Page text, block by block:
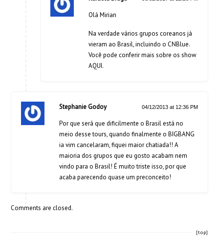
Olá Mirian
Na verdade vários grupos coreanos já
vieram ao Brasil, incluindo o CNBlue.
Você pode conferir mais sobre os show
AQUI.
Stephanie Godoy 04/12/2013 at 12:36 PM
Por que será que dificilmente o Brasil está no
meio desse tours, quando finalmente o BIGBANG
ia vim cancelaram, fiquei maior chatiada!! A
maioria dos grupos que eu gosto acabam nem
vindo para o Brasil! É muito triste isso, por que
acaba parecendo quase um preconceito!
Comments are closed.
[top]